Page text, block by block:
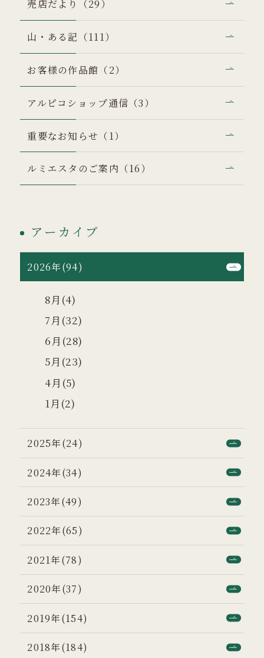
売店だより（29）
山・ある記（111）
お客様の作品館（2）
アルピコショップ通信（3）
重要なお知らせ（1）
ルミエスタのご案内（16）
アーカイブ
2026年(94)
8月(4)
7月(32)
6月(28)
5月(23)
4月(5)
1月(2)
2025年(24)
2024年(34)
2023年(49)
2022年(65)
2021年(78)
2020年(37)
2019年(154)
2018年(184)